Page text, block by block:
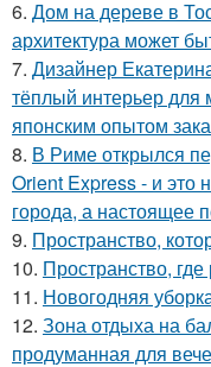
6. Дом на дереве в
архитектура может
7. Дизайнер
тёплый интерьер
японским опытом
8. В Риме открылся
Orient Express - и это
города, а настоящее
9. Пространство,
10. Пространство,
11. Новогодняя
12. Зона отдыха на
продуманная для